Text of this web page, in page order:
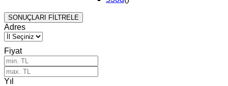
SONUÇLARI FİLTRELE
Adres
Fiyat
Yıl